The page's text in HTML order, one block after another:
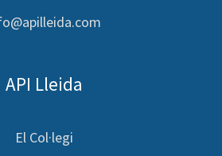
API Lleida
El Col·legi